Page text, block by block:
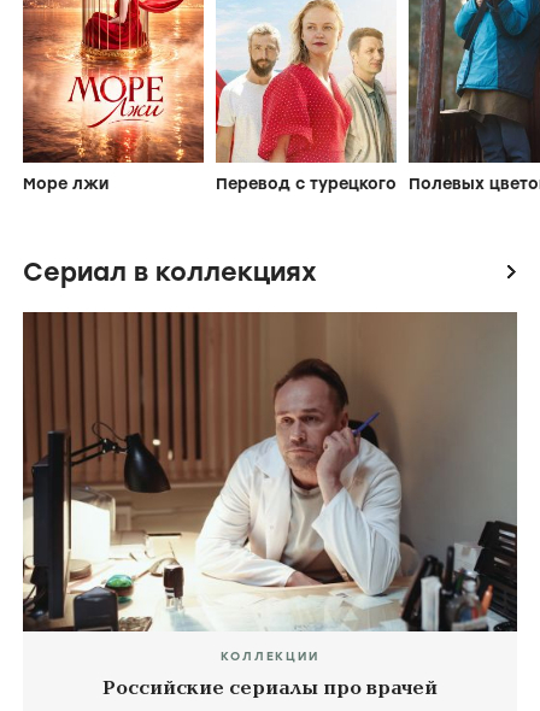
Море лжи Перевод с турецкого
Сериал в коллекциях icon
КОЛЛЕКЦИИ
Российские сериалы про врачей